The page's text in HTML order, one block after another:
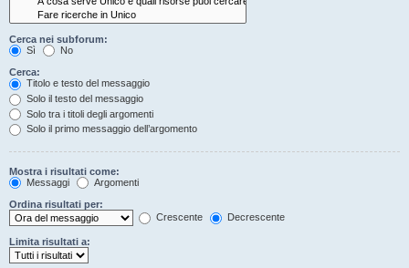
Cerca nei subforum:
Sì
No
Cerca:
Titolo e testo del messaggio
Solo il testo del messaggio
Solo tra i titoli degli argomenti
Solo il primo messaggio dell’argomento
Mostra i risultati come:
Messaggi
Argomenti
Ordina risultati per:
Crescente
Decrescente
Limita risultati a: